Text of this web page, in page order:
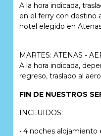
A la hora indicada,
en el ferry con destino
hotel elegido en
MARTES: ATENAS -
A la hora indicada,
regreso, traslado al
FIN DE NUESTROS
INCLUIDOS:
• 4 noches alojamiento